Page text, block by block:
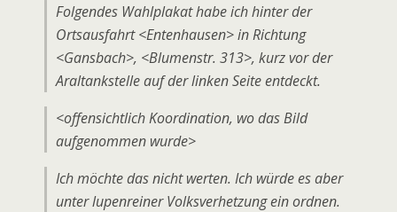
Folgendes Wahlplakat habe ich hinter der
Ortsausfahrt <Entenhausen> in Richtung
<Gansbach>, <Blumenstr. 313>, kurz vor der
Araltankstelle auf der linken Seite entdeckt.
<offensichtlich Koordination, wo das Bild
aufgenommen wurde>
Ich möchte das nicht werten. Ich würde es aber
unter lupenreiner Volksverhetzung ein ordnen.